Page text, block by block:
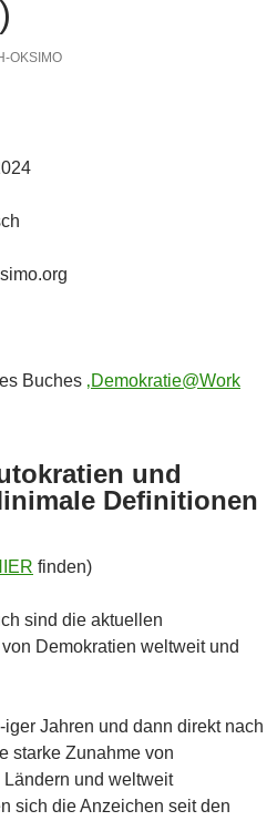
OKSIMO
Buches ‚Demokratie@Work
und
Definitionen
finden)
sind die aktuellen
Demokratien weltweit und
Jahren und dann direkt nach
starke Zunahme von
und weltweit
sich die Anzeichen seit den